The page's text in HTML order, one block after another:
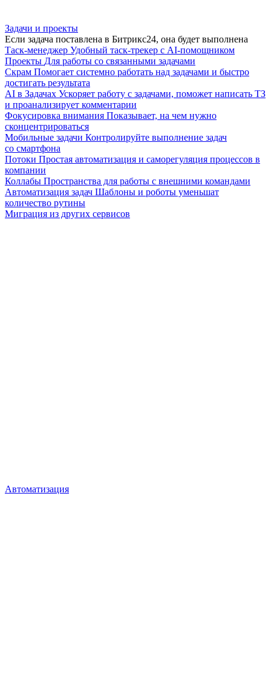
Задачи и проекты
Если задача поставлена в Битрикс24, она будет выполнена
Таск-менеджер Удобный таск-трекер с AI-помощником
Проекты Для работы со связанными задачами
Скрам Помогает системно работать над задачами и быстро
достигать результата
AI в Задачах Ускоряет работу с задачами, поможет написать ТЗ
и проанализирует комментарии
Фокусировка внимания Показывает, на чем нужно
сконцентрироваться
Мобильные задачи Контролируйте выполнение задач
со смартфона
Потоки Простая автоматизация и саморегуляция процессов в
компании
Коллабы Пространства для работы с внешними командами
Автоматизация задач Шаблоны и роботы уменьшат
количество рутины
Миграция из других сервисов
Автоматизация